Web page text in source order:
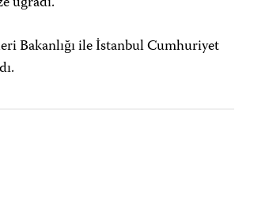
Bakanlığı ile İstanbul Cumhuriyet